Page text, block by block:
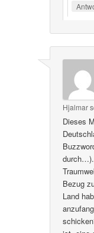
Hjalmar
Dieses
Bezug
Land